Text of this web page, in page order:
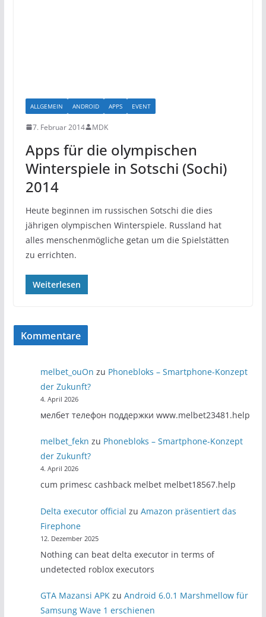
ALLGEMEIN ANDROID APPS EVENT
7. Februar 2014 MDK
Apps für die olympischen
Winterspiele in Sotschi (Sochi)
2014
Heute beginnen im russischen Sotschi die dies
jährigen olympischen Winterspiele. Russland hat
alles menschenmögliche getan um die Spielstätten
zu errichten.
Weiterlesen
Kommentare
melbet_ouOn zu Phonebloks – Smartphone-Konzept
der Zukunft?
4. April 2026
мелбет телефон поддержки www.melbet23481.help
melbet_fekn zu Phonebloks – Smartphone-Konzept
der Zukunft?
4. April 2026
cum primesc cashback melbet melbet18567.help
Delta executor official zuAmazon präsentiert das
Firephone
12. Dezember 2025
Nothing can beat delta executor in terms of
undetected roblox executors
GTA Mazansi APK zuAndroid 6.0.1 Marshmellow für
Samsung Wave 1 erschienen